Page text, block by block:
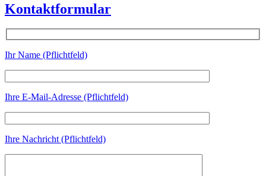
Kontaktformular
Ihr Name (Pflichtfeld)
Ihre E-Mail-Adresse (Pflichtfeld)
Ihre Nachricht (Pflichtfeld)